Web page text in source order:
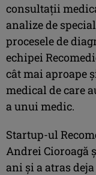
consultații
analize de
procesele de
echipei
cât mai aproape
medical de care
a unui medic.
Startup-ul
Andrei Cioroagă
ani și a atras